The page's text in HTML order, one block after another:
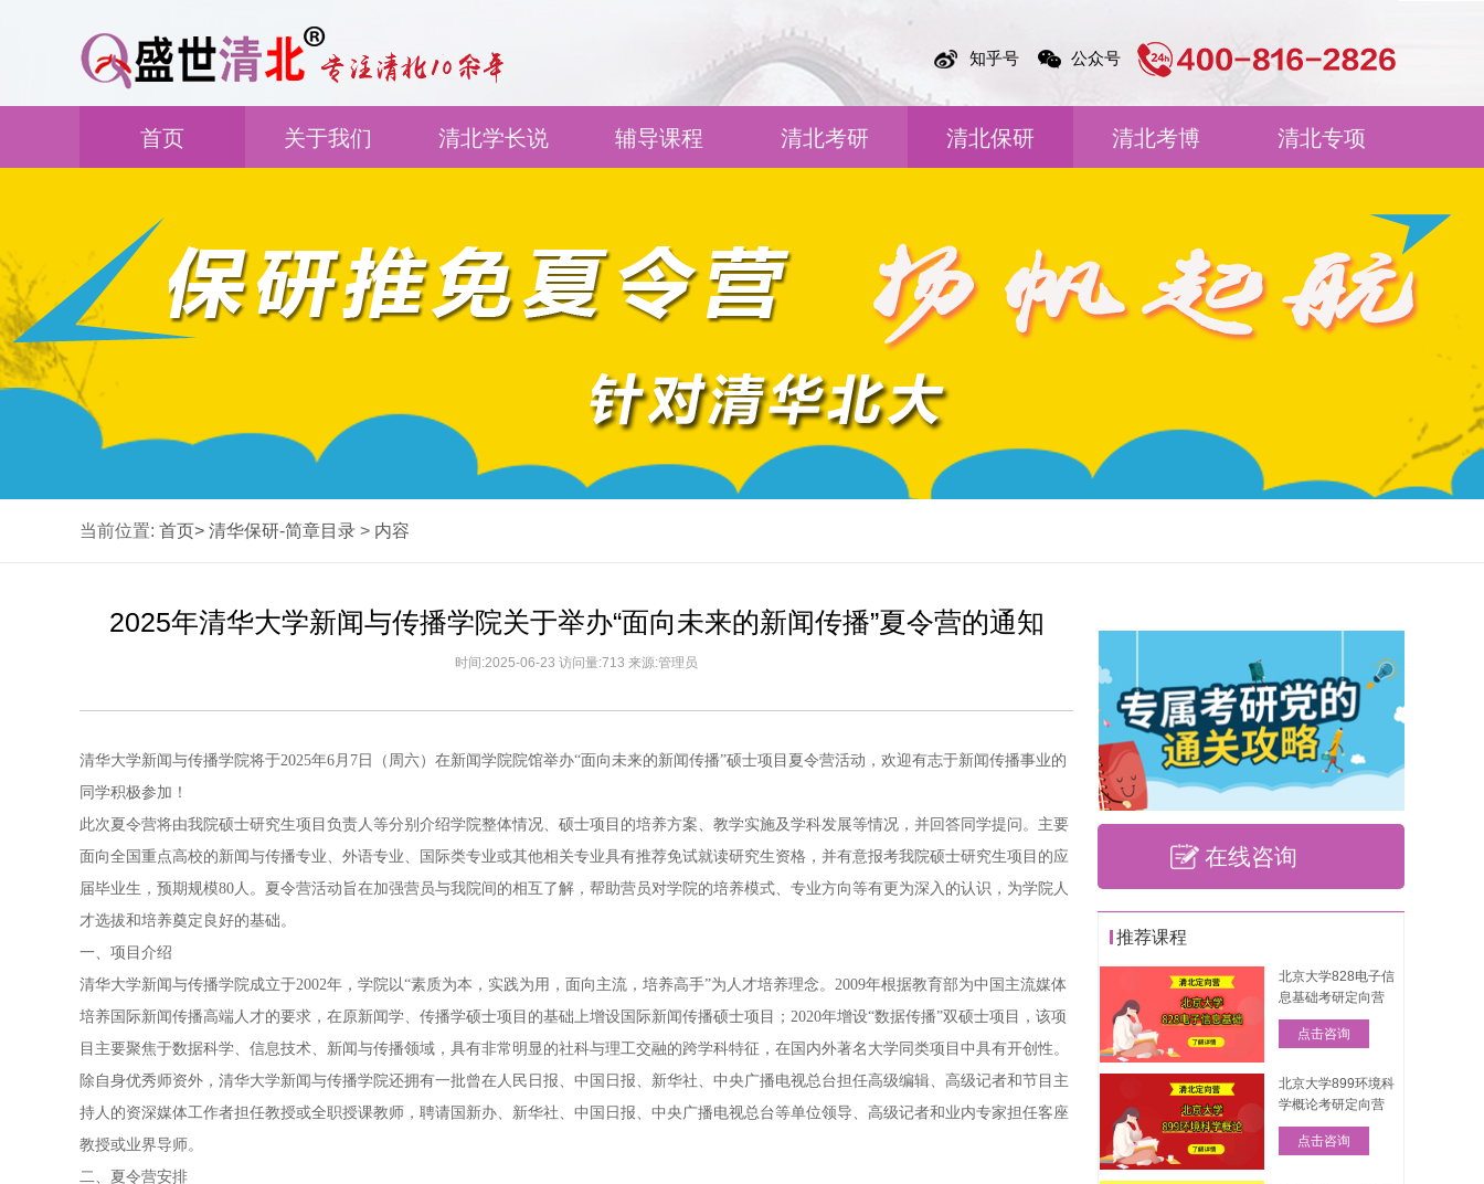
知乎号 公众号
首页 关于我们 清北学长说 辅导课程 清北考研 清北保研 清北考博 清北专项
当前位置: 首页> 清华保研-简章目录 > 内容
2025年清华大学新闻与传播学院关于举办“面向未来的新闻传播”夏令营的通知
时间:2025-06-23 访问量:713 来源:管理员
清华大学新闻与传播学院将于2025年6月7日（周六）在新闻学院院馆举办“面向未来的新闻传播”硕士项目夏令营活动，欢迎有志于新闻传播事业的
同学积极参加！
此次夏令营将由我院硕士研究生项目负责人等分别介绍学院整体情况、硕士项目的培养方案、教学实施及学科发展等情况，并回答同学提问。主要
面向全国重点高校的新闻与传播专业、外语专业、国际类专业或其他相关专业具有推荐免试就读研究生资格，并有意报考我院硕士研究生项目的应
届毕业生，预期规模80人。夏令营活动旨在加强营员与我院间的相互了解，帮助营员对学院的培养模式、专业方向等有更为深入的认识，为学院人
才选拔和培养奠定良好的基础。
一、项目介绍
清华大学新闻与传播学院成立于2002年，学院以“素质为本，实践为用，面向主流，培养高手”为人才培养理念。2009年根据教育部为中国主流媒体
培养国际新闻传播高端人才的要求，在原新闻学、传播学硕士项目的基础上增设国际新闻传播硕士项目；2020年增设“数据传播”双硕士项目，该项
目主要聚焦于数据科学、信息技术、新闻与传播领域，具有非常明显的社科与理工交融的跨学科特征，在国内外著名大学同类项目中具有开创性。
除自身优秀师资外，清华大学新闻与传播学院还拥有一批曾在人民日报、中国日报、新华社、中央广播电视总台担任高级编辑、高级记者和节目主
持人的资深媒体工作者担任教授或全职授课教师，聘请国新办、新华社、中国日报、中央广播电视总台等单位领导、高级记者和业内专家担任客座
教授或业界导师。
二、夏令营安排
在线咨询
推荐课程
北京大学828电子信
息基础考研定向营
点击咨询
北京大学899环境科
学概论考研定向营
点击咨询